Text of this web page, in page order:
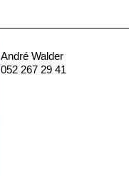
André Walder
052 267 29 41